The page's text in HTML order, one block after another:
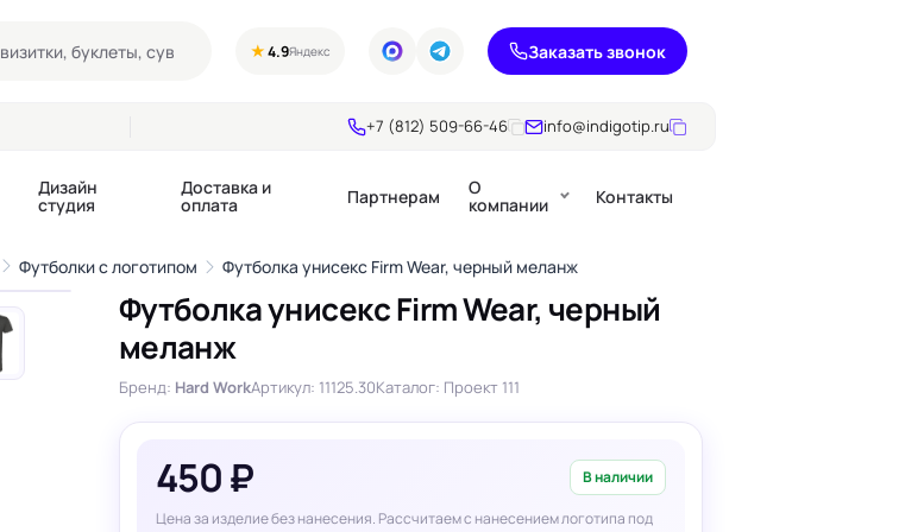
★4.9Яндекс Заказать звонок
+7 (812) 509-66-46 info@indigotip.ru
Календари квартальные
Календари настольные
Календари перекидные
Воблеры
Дорхенгеры / Крючки
Некхенгеры
Флажки бумажные
Шелфтокеры
Ярлыки и бирки
Каталоги
Презентации, годовые
Дизайн
студия
Доставка и
оплата Партнерам О
компании Контакты
Футболки с логотипом Футболка унисекс Firm Wear, черный меланж
›
1/9
Футболка унисекс Firm Wear, черный
меланж
Бренд: Hard WorkАртикул: 11125.30Каталог: Проект 111
450 ₽ В наличии
Цена за изделие без нанесения. Рассчитаем с нанесением логотипа под